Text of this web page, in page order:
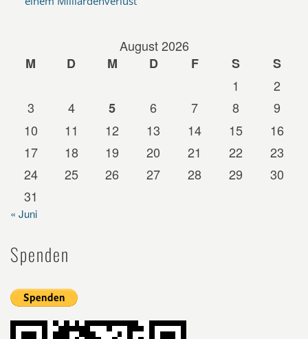
August 2026
M
D M D F S
S
1
2
3
4 5 6 7 8
9
10
11 12 13 14 15
16
17
18 19 20 21 22
23
24
25 26 27 28 29
30
31
« Juni
Spenden